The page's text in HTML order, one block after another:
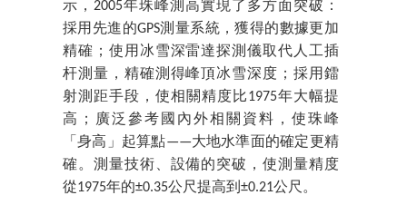
示，2005年珠峰測高實現了多方面突破：
採用先進的GPS測量系統，獲得的數據更加
精確；使用冰雪深雷達探測儀取代人工插
杆測量，精確測得峰頂冰雪深度；採用鐳
射測距手段，使相關精度比1975年大幅提
高；廣泛參考國內外相關資料，使珠峰
「身高」起算點——大地水準面的確定更精
確。測量技術、設備的突破，使測量精度
從1975年的±0.35公尺提高到±0.21公尺。